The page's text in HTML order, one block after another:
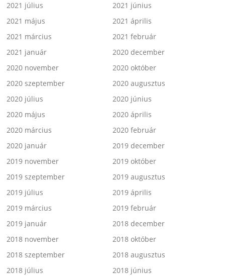
2021 július
2021 június
2021 május
2021 április
2021 március
2021 február
2021 január
2020 december
2020 november
2020 október
2020 szeptember
2020 augusztus
2020 július
2020 június
2020 május
2020 április
2020 március
2020 február
2020 január
2019 december
2019 november
2019 október
2019 szeptember
2019 augusztus
2019 július
2019 április
2019 március
2019 február
2019 január
2018 december
2018 november
2018 október
2018 szeptember
2018 augusztus
2018 július
2018 június